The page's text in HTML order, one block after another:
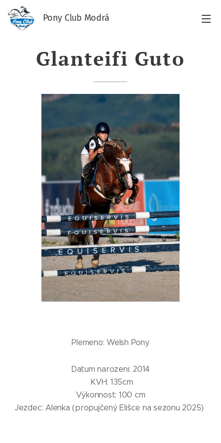
Pony Club Modrá
Glanteifi Guto
Plemeno: Welsh Pony
Datum narozeni: 2014
KVH: 135cm
Výkonnost: 100 cm
Jezdec: Alenka (propujčený Elišce na sezonu 2025)